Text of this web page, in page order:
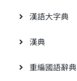
漢語大字典
漢典
重編國語辭典